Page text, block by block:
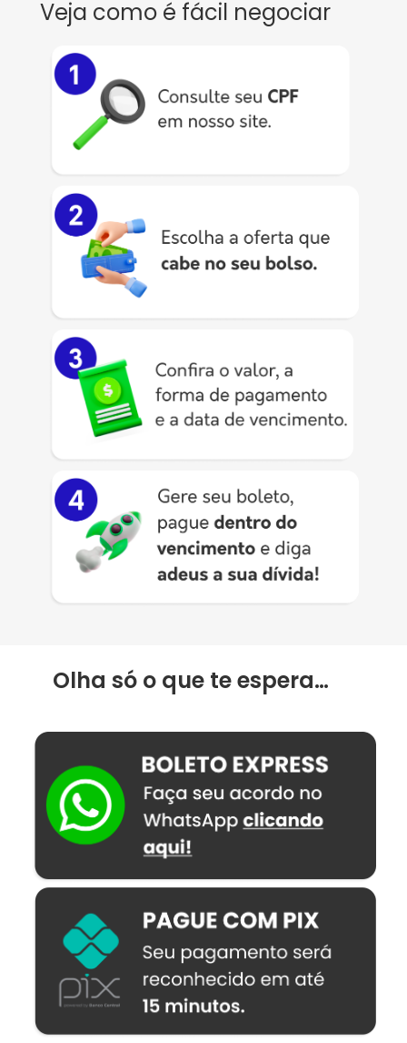
Veja como é fácil negociar
Olha só o que te espera…